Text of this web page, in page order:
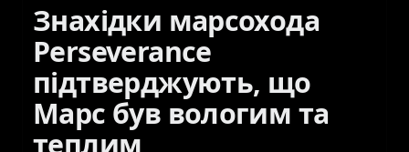
Знахідки марсохода
Perseverance
підтверджують, що
Марс був вологим та
теплим